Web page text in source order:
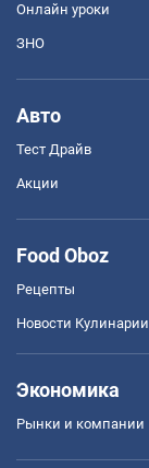
Онлайн уроки
ЗНО
Авто
Тест Драйв
Акции
Food Oboz
Рецепты
Новости Кулинарии
Экономика
Рынки и компании